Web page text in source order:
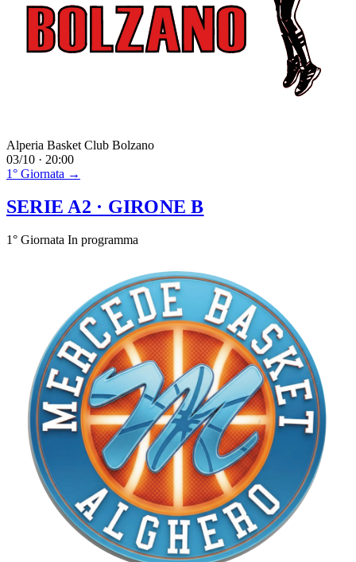
Alperia Basket Club Bolzano
03/10 · 20:00
1° Giornata →
SERIE A2 · GIRONE B
1° Giornata In programma